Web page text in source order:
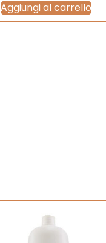
Aggiungi al carrello